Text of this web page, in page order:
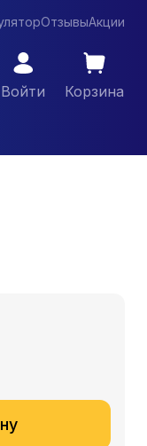
ОтзывыАкции
Войти Корзина